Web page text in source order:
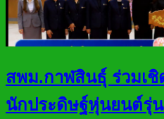
สพม.กาฬสินธุ์ ร่วมเ
นักประดิษฐ์หุ่นยนต์รุ่น